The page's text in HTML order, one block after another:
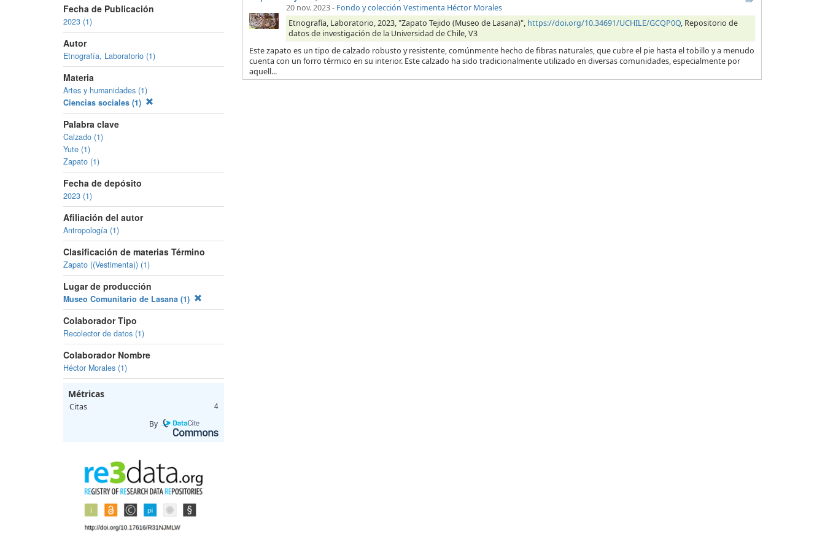
Fecha de Publicación
2023 (1)
Autor
Etnografía, Laboratorio (1)
Materia
Artes y humanidades (1)
Ciencias sociales (1)
Palabra clave
Calzado (1)
Yute (1)
Zapato (1)
Fecha de depósito
2023 (1)
Afiliación del autor
Antropología (1)
Clasificación de materias Término
Zapato ((Vestimenta)) (1)
Lugar de producción
Museo Comunitario de Lasana (1)
Colaborador Tipo
Recolector de datos (1)
Colaborador Nombre
Héctor Morales (1)
Métricas
Citas 4
By
20 nov. 2023- Fondo y colección Vestimenta Héctor Morales
Etnografía, Laboratorio, 2023, "Zapato Tejido (Museo de Lasana)", https://doi.org/10.34691/UCHILE/GCQP0Q, Repositorio de
datos de investigación de la Universidad de Chile, V3
Este zapato es un tipo de calzado robusto y resistente, comúnmente hecho de fibras naturales, que cubre el pie hasta el tobillo y a menudo
cuenta con un forro térmico en su interior. Este calzado ha sido tradicionalmente utilizado en diversas comunidades, especialmente por
aquell...